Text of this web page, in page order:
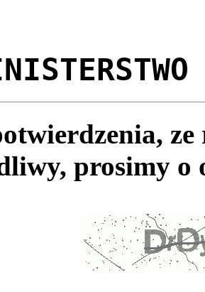
prosimy o